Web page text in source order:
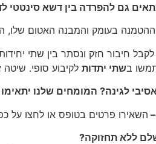
גם להפרדה בין דשא סינטטי
בעומק והמבנה האטום שלו,
שתי יתדות לקיבוע סופי.
לגינה? המומחים שלנו
השאירו פרטים בטופס או לחצו על
ללא תחזוקה?